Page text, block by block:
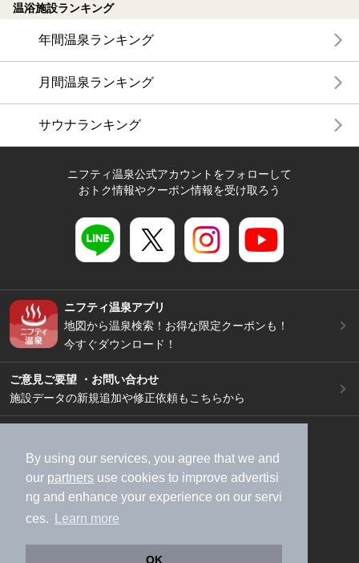
By using our services, you agree that we and
our partners use cookies to improve advertisi
ng and enhance your experience on our servi
ces.
Learn more
OK
温浴施設ランキング
年間温泉ランキング
月間温泉ランキング
サウナランキング
ニフティ温泉公式アカウントをフォローして
おトク情報やクーポン情報を受け取ろう
ニフティ温泉アプリ
地図から温泉検索！お得な限定クーポンも！
今すぐダウンロード！
ご意見ご要望 ・お問い合わせ
施設データの新規追加や修正依頼もこちらから
加盟店募集（資料請求）
広告出稿のご案内
利用規約
ライフスタイルMEMBERS+規約
特定商取引法に基づく表記
ヘルプ
採用情報
運営会社